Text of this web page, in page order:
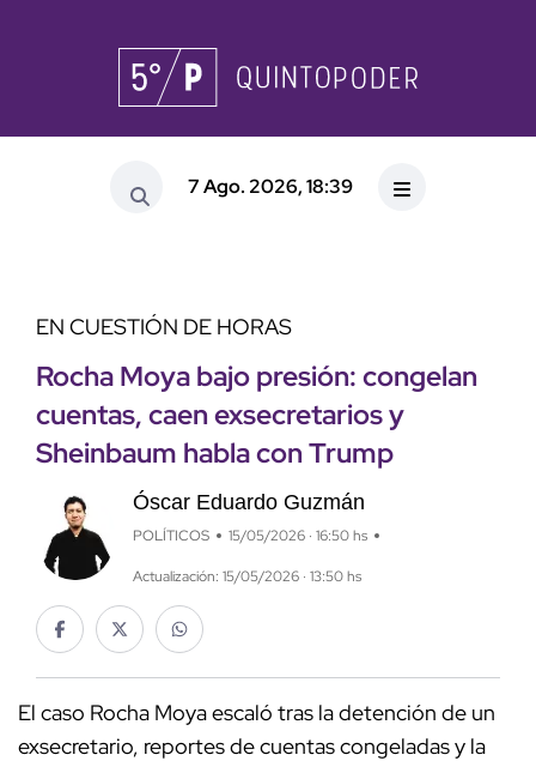
7 Ago. 2026, 18:39
EN CUESTIÓN DE HORAS
Rocha Moya bajo presión: congelan
cuentas, caen exsecretarios y
Sheinbaum habla con Trump
Óscar Eduardo Guzmán
POLÍTICOS 15/05/2026 · 16:50 hs
Actualización: 15/05/2026 · 13:50 hs
El caso Rocha Moya escaló tras la detención de un
exsecretario, reportes de cuentas congeladas y la